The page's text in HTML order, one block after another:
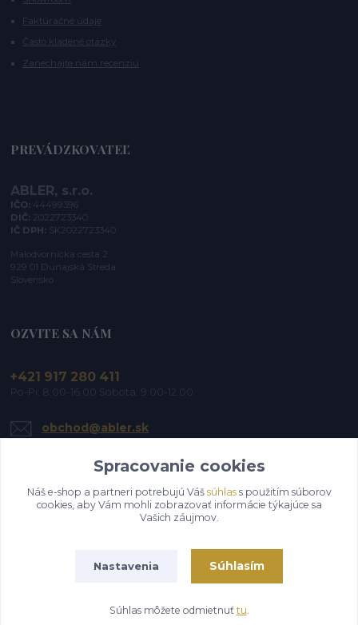
Faktúračné údaje
Často kladené otázky
Zanechajte nám recenziu
PREVÁDZKOVATEĽ
ABLER, s.r.o.
IČO: 44499396
DIČ: 2022723340
IČ DPH: SK2022723340
Malodvornícka cesta 2
929 01 Dunajská Streda
Slovensko
OZVITE SA NÁM
+421 917 280 411
Po-Pi: 8:00-16:00 Sobota: 9:00-12:00
obchod@abler.sk
Upraviť zber cookies.
Vytvorené na
Eshop-rychlo.sk
Spracovanie cookies
Náš e-shop a partneri potrebujú Váš súhlass použitím súborov
cookies, aby Vám mohli zobrazovať informácie týkajúce sa
Vašich záujmov.
Nastavenia Súhlasím
Súhlas môžete odmietnuť tu